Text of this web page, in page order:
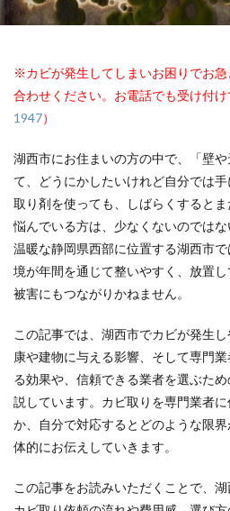
※カビが発生してしまいお困りでお急
合わせください。お電話でも受け付
1947）
湖西市にお住まいの方の中で、「壁
て、どうにかしたいけれど自分では
取り剤を使っても、しばらくすると
悩んでいる方は、少なくないのでは
温暖な静岡県西部に位置する湖西市
境が年間を通じて整いやすく、放置
被害にもつながりかねません。
この記事では、湖西市でカビが発生
康や建物に与える影響、そして専門
る効果や、信頼できる業者を選ぶた
説しています。カビ取りを専門業者
か、自分で対応するとどのような限
体的にお伝えしていきます。
この記事をお読みいただくことで、